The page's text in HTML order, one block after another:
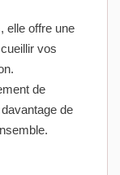
elle offre une
vos
de
de